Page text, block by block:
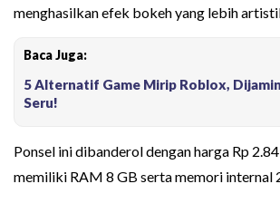
menghasilkan efek bokeh yang lebih
Baca Juga:
5 Alternatif Game Mirip Roblox,
Seru!
Ponsel ini dibanderol dengan harga Rp
memiliki RAM 8 GB serta memori internal